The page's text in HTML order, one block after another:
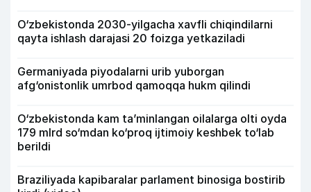
O‘zbekistonda 2030-yilgacha xavfli chiqindilarni
qayta ishlash darajasi 20 foizga yetkaziladi
Germaniyada piyodalarni urib yuborgan
afg‘onistonlik umrbod qamoqqa hukm qilindi
O‘zbekistonda kam ta’minlangan oilalarga olti oyda
179 mlrd so‘mdan ko‘proq ijtimoiy keshbek to‘lab
berildi
Braziliyada kapibaralar parlament binosiga bostirib